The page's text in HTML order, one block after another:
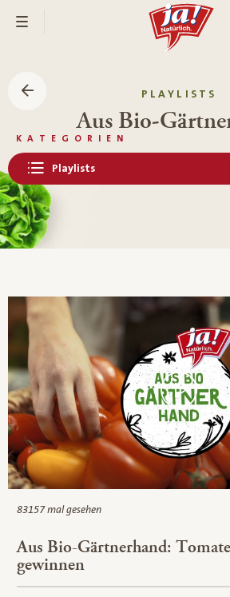
PLAYLISTS
Aus Bio-
KATEGORIEN
Playlists
83157 mal gesehen
Aus Bio-Gärtnerhand:
gewinnen